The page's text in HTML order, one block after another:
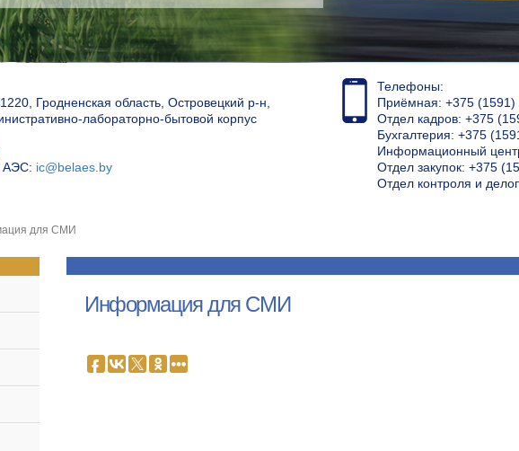
Гродненская область, Островецкий р-н,
лабораторно-бытовой корпус
АЭС: ic@belaes.by
Телефоны:
Приёмная: +375
Отдел кадров: +375
Бухгалтерия: +375
Информационный
Отдел закупок: +375
Отдел контроля и
для СМИ
Информация для СМИ